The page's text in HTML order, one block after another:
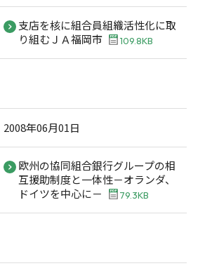
支店を核に組合員組織活性化に取
り組むＪＡ福岡市
109.8KB
2008年06月01日
欧州の協同組合銀行グループの相
互援助制度と一体性－オランダ、
ドイツを中心に－
79.3KB